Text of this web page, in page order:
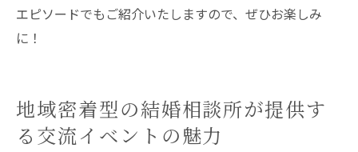
エピソードでもご紹介いたしますので、ぜひお楽しみ
に！
地域密着型の結婚相談所が提供す
る交流イベントの魅力